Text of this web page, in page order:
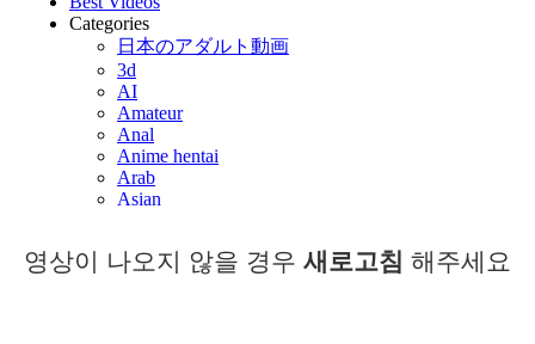
영상이 나오지 않을 경우 새로고침 해주세요